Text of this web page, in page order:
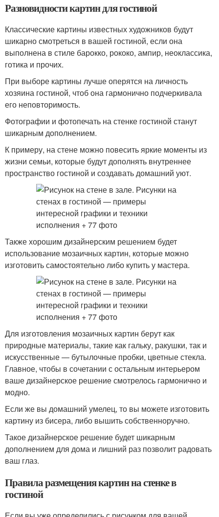
Разновидности картин для гостиной
Классические картины известных художников будут
шикарно смотреться в вашей гостиной, если она
выполнена в стиле барокко, рококо, ампир, неоклассика,
готика и прочих.
При выборе картины лучше оперятся на личность
хозяина гостиной, чтоб она гармонично подчеркивала
его неповторимость.
Фотографии и фотопечать на стенке гостиной станут
шикарным дополнением.
К примеру, на стене можно повесить яркие моменты из
жизни семьи, которые будут дополнять внутреннее
пространство гостиной и создавать домашний уют.
Также хорошим дизайнерским решением будет
использование мозаичных картин, которые можно
изготовить самостоятельно либо купить у мастера.
Для изготовления мозаичных картин берут как
природные материалы, такие как гальку, ракушки, так и
искусственные — бутылочные пробки, цветные стекла.
Главное, чтобы в сочетании с остальным интерьером
ваше дизайнерское решение смотрелось гармонично и
модно.
Если же вы домашний умелец, то вы можете изготовить
картину из бисера, либо вышить собственноручно.
Такое дизайнерское решение будет шикарным
дополнением для дома и лишний раз позволит радовать
ваш глаз.
Правила размещения картин на стенке в
гостиной